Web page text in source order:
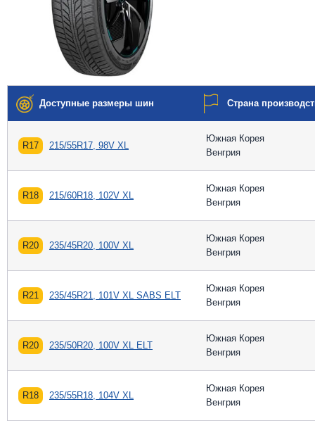
Доступные размеры шин Страна
R17 215/55R17, 98V XL
Южная Корея
Венгрия
R18 215/60R18, 102V XL
Южная Корея
Венгрия
R20 235/45R20, 100V XL
Южная Корея
Венгрия
R21 235/45R21, 101V XL SABS ELT
Южная Корея
Венгрия
R20 235/50R20, 100V XL ELT
Южная Корея
Венгрия
R18 235/55R18, 104V XL
Южная Корея
Венгрия